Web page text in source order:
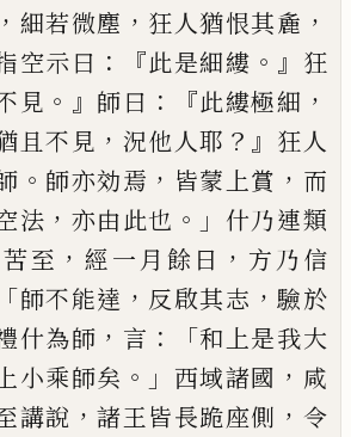
， 細若微塵 ， 狂人猶恨其麁 ，
空示曰 ：『此是細縷 。』 狂
見 。』 師曰 ： 『此縷極細 ，
且不見 ， 況他人耶 ？』 狂人
。 師亦効焉 ， 皆蒙上賞 ， 而
法 ， 亦由此也 。」 什乃連類
至 ， 經一月餘日 ， 方乃信
師不能達 ， 反啟其志 ，驗於
什為師 ， 言 ：「和 上是我大
上小乘師矣 。」 西域諸國 ， 咸
講說 ，諸王皆長跪座側 ， 令